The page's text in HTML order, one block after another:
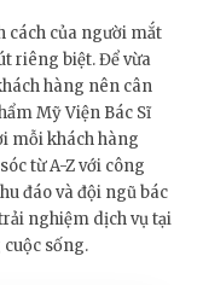
cách của người mắt
riêng biệt. Để vừa
hàng nên cân
Mỹ Viện Bác Sĩ
mỗi khách hàng
từ A-Z với công
đáo và đội ngũ bác
nghiệm dịch vụ tại
sống.